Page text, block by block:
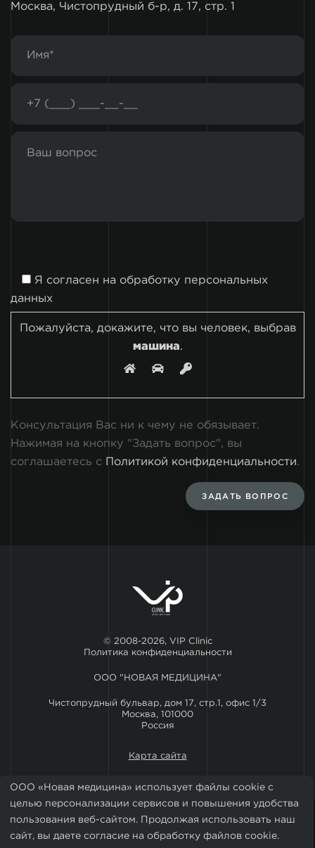
Москва, Чистопрудный б-р, д. 17, стр. 1
Я согласен на обработку персональных
данных
Пожалуйста, докажите, что вы человек, выбрав
машина.
Консультация Вас ни к чему не обязывает.
Нажимая на кнопку "Задать вопрос", вы
соглашаетесь с
Политикой конфиденциальности.
ЗАДАТЬ ВОПРОС
© 2008-2026, VIP Clinic
Политика конфиденциальности
ООО "НОВАЯ МЕДИЦИНА"
Чистопрудный бульвар, дом 17, стр.1, офис 1/3
Москва, 101000
Россия
Карта сайта
ООО «Новая медицина» использует файлы cookie с
целью персонализации сервисов и повышения удобства
пользования веб-сайтом. Продолжая использовать наш
сайт, вы даете согласие на обработку файлов cookie.